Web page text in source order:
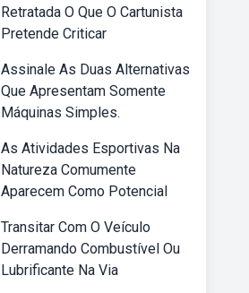
Retratada O Que O Cartunista
Pretende Criticar
Assinale As Duas Alternativas
Que Apresentam Somente
Máquinas Simples.
As Atividades Esportivas Na
Natureza Comumente
Aparecem Como Potencial
Transitar Com O Veículo
Derramando Combustível Ou
Lubrificante Na Via